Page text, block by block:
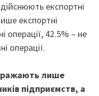
експортні
експортні
операції, 42.5% – не
операції.
лише
підприємств, а